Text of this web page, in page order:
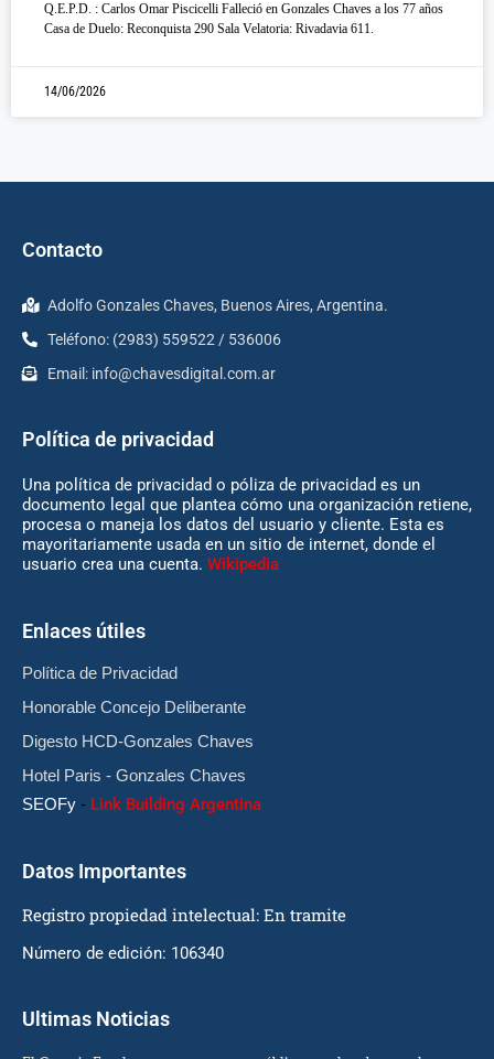
Q.E.P.D. : Carlos Omar Piscicelli Falleció en Gonzales Chaves a los 77 años
Casa de Duelo: Reconquista 290 Sala Velatoria: Rivadavia 611.
14/06/2026
Contacto
Adolfo Gonzales Chaves, Buenos Aires, Argentina.
Teléfono: (2983) 559522 / 536006
Email: info@chavesdigital.com.ar
Política de privacidad
Una política de privacidad o póliza de privacidad es un
documento legal que plantea cómo una organización retiene,
procesa o maneja los datos del usuario y cliente. Esta es
mayoritariamente usada en un sitio de internet, donde el
usuario crea una cuenta. Wikipedia
Enlaces útiles
Política de Privacidad
Honorable Concejo Deliberante
Digesto HCD-Gonzales Chaves
Hotel Paris - Gonzales Chaves
SEOFy - Link Building Argentina
Datos Importantes
Registro propiedad intelectual: En tramite
Número de edición: 106340
Ultimas Noticias